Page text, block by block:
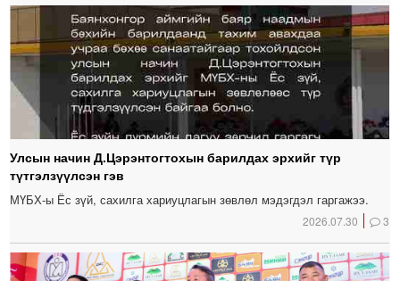
Улсын начин Д.Цэрэнтогтохын барилдах эрхийг түр
түтгэлзүүлсэн гэв
МҮБХ-ы Ёс зүй, сахилга хариуцлагын зөвлөл мэдэгдэл гаргажээ.
2026.07.30 3